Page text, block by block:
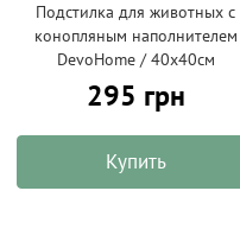
Подстилка для животных с
конопляным наполнителем
DevoHome / 40х40см
295 грн
Купить